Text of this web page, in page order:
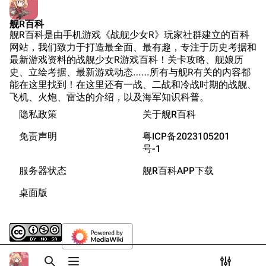
坛
Shipbucket像素战
舰
战舰计划1900-
1950
美国海军历史手册
平贺让数字档案馆
大英帝国战争博物
Naval History
JACAR
未登录用户的IP地址会在进行任意编辑后公开展示。
登录
清除缓存
链入页面
相关更改
可打印版
固定链接
Cargo数据
EX-1/8 疾驰的列车
Ex-2 【防御战】午夜电波
EX-3/10 暗夜突袭
Ex-4 【防御战】鱼雷节拍
EX-5/12 炮击亨德森
Ex-6 【防御战】坚守阵线
EX-7/14 铁底湾大混战
Ex-9【防御战】午夜电波（困难）
Ex-13 【防御战】坚守阵线（困难）
参考攻略
舰R百科
舰R百科是由手机游戏《战舰少女R》玩家社群建立的百科
网站，我们致力于打造最全面、最有趣，专注于历史考据和
最新游戏资料的战舰少女R游戏百科！关卡攻略、舰娘历
史、立绘考据、最新游戏动态……所有与舰R有关的内容都
能在这里找到！在这里还有一战、二战和冷战时期的战舰、
飞机、火炮、雷达的介绍，以及海军知识科普。
隐私政策
关于舰R百科
免责声明
粤ICP备2023105201
号-1
服务器状态
舰R百科APP下载
桌面版